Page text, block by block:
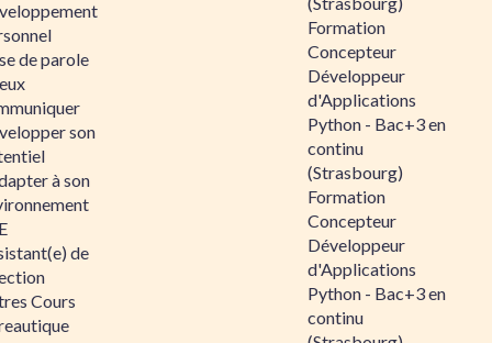
de parole
son
à son
de
Cours
Formation
Concepteur
Développeur
d'Applications
Python - Bac+3 en
continu
(Strasbourg)
Formation
Concepteur
Développeur
d'Applications
Python - Bac+3 en
continu